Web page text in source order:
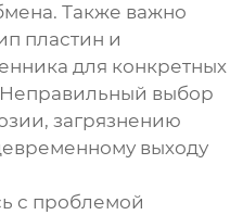
Также важно
пластин и
для конкретных
Неправильный выбор
загрязнению
выходу
с проблемой